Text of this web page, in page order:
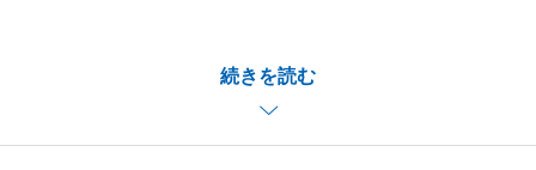
続きを読む
いただき大変感謝です。
最後まで誠心誠意、対応させていただきます。
引き続きよろしくお願い申し上げます。